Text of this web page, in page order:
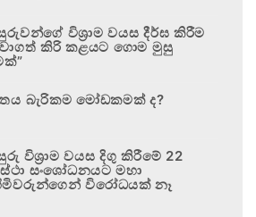
විශ්‍රාම වයස දීර්ඝ කිරීම
කිරි කළයට ගොම මුසු
බැරිකම මෝඩකමක් ද?
විශ්‍රාම වයස දිගු කිරීමේ 22
සංශෝධනයට මහා
විරෝධයක් නෑ